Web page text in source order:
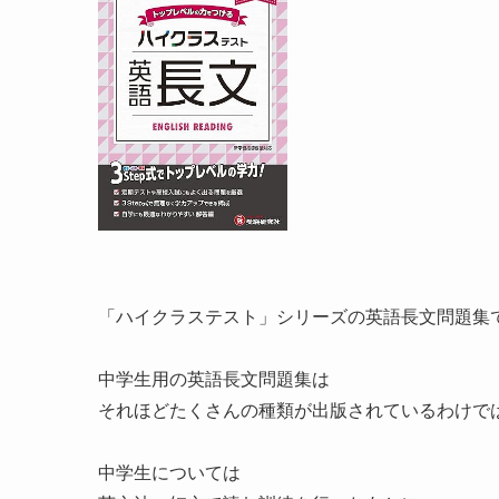
「ハイクラステスト」シリーズの英語長文問題集
中学生用の英語長文問題集は
それほどたくさんの種類が出版されているわけで
中学生については